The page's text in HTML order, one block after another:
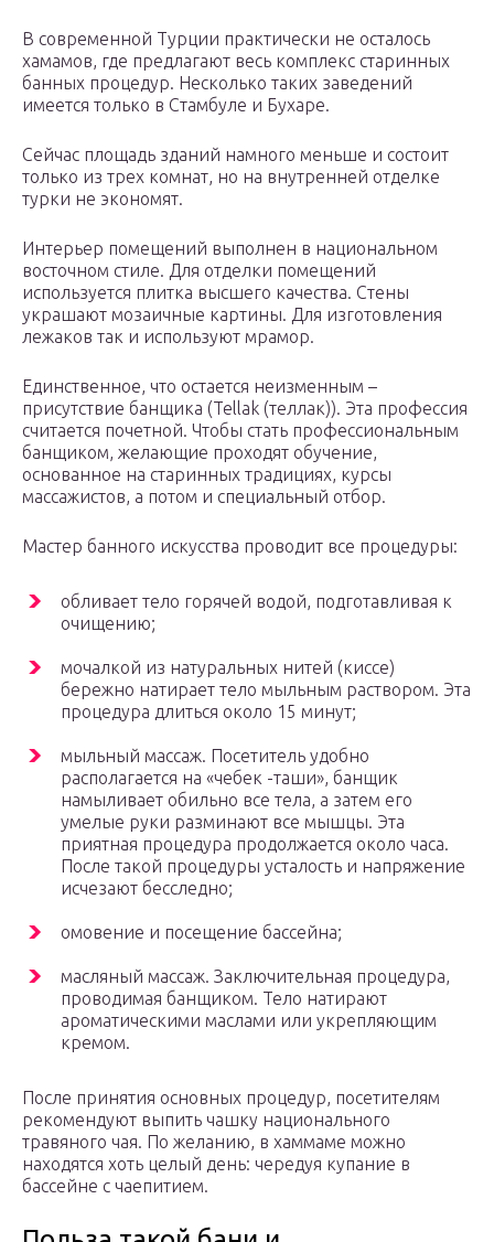
В современной Турции практически не осталось
хамамов, где предлагают весь комплекс старинных
банных процедур. Несколько таких заведений
имеется только в Стамбуле и Бухаре.
Сейчас площадь зданий намного меньше и состоит
только из трех комнат, но на внутренней отделке
турки не экономят.
Интерьер помещений выполнен в национальном
восточном стиле. Для отделки помещений
используется плитка высшего качества. Стены
украшают мозаичные картины. Для изготовления
лежаков так и используют мрамор.
Единственное, что остается неизменным –
присутствие банщика (Tellak (теллак)). Эта профессия
считается почетной. Чтобы стать профессиональным
банщиком, желающие проходят обучение,
основанное на старинных традициях, курсы
массажистов, а потом и специальный отбор.
Мастер банного искусства проводит все процедуры:
обливает тело горячей водой, подготавливая к
очищению;
мочалкой из натуральных нитей (киссе)
бережно натирает тело мыльным раствором. Эта
процедура длиться около 15 минут;
мыльный массаж. Посетитель удобно
располагается на «чебек -таши», банщик
намыливает обильно все тела, а затем его
умелые руки разминают все мышцы. Эта
приятная процедура продолжается около часа.
После такой процедуры усталость и напряжение
исчезают бесследно;
омовение и посещение бассейна;
масляный массаж. Заключительная процедура,
проводимая банщиком. Тело натирают
ароматическими маслами или укрепляющим
кремом.
После принятия основных процедур, посетителям
рекомендуют выпить чашку национального
травяного чая. По желанию, в хаммаме можно
находятся хоть целый день: чередуя купание в
бассейне с чаепитием.